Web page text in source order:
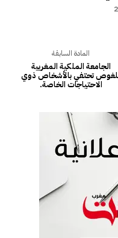
المادة السابقة
الجامعة الملكية المغربية
تحتفي بالأشخاص ذوي
الاحتياجات الخاصة.